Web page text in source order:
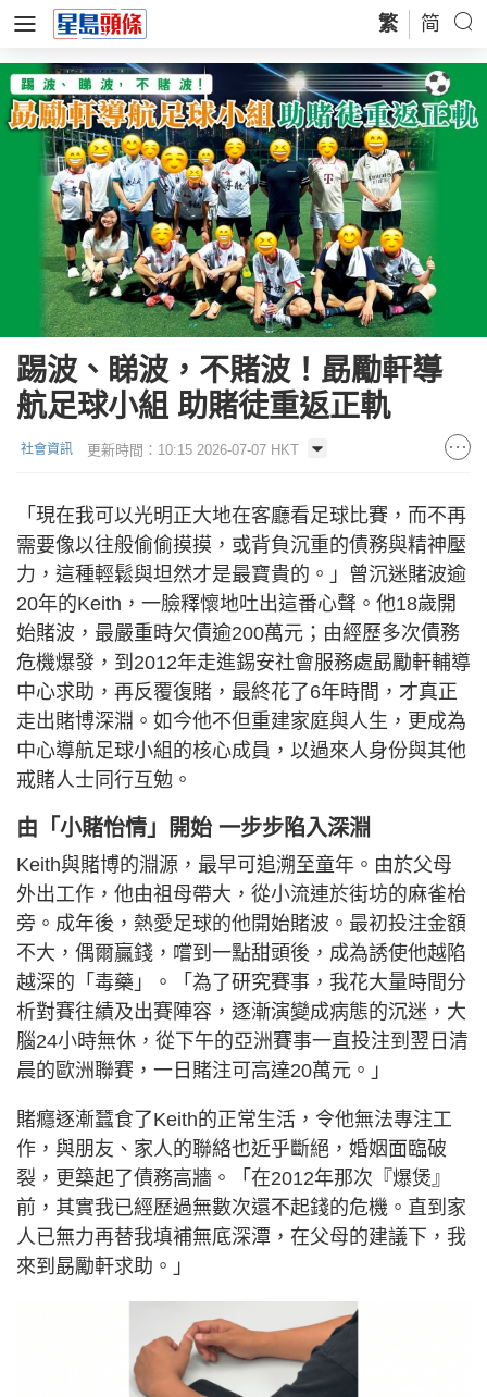
繁 简
踢波、睇波，不賭波！勗勵軒導
航足球小組 助賭徒重返正軌
社會資訊 更新時間：10:15 2026-07-07 HKT
「現在我可以光明正大地在客廳看足球比賽，而不再
需要像以往般偷偷摸摸，或背負沉重的債務與精神壓
力，這種輕鬆與坦然才是最寶貴的。」曾沉迷賭波逾
20年的Keith，一臉釋懷地吐出這番心聲。他18歲開
始賭波，最嚴重時欠債逾200萬元；由經歷多次債務
危機爆發，到2012年走進錫安社會服務處勗勵軒輔導
中心求助，再反覆復賭，最終花了6年時間，才真正
走出賭博深淵。如今他不但重建家庭與人生，更成為
中心導航足球小組的核心成員，以過來人身份與其他
戒賭人士同行互勉。
由「小賭怡情」開始 一步步陷入深淵
Keith與賭博的淵源，最早可追溯至童年。由於父母
外出工作，他由祖母帶大，從小流連於街坊的麻雀枱
旁。成年後，熱愛足球的他開始賭波。最初投注金額
不大，偶爾贏錢，嚐到一點甜頭後，成為誘使他越陷
越深的「毒藥」。「為了研究賽事，我花大量時間分
析對賽往績及出賽陣容，逐漸演變成病態的沉迷，大
腦24小時無休，從下午的亞洲賽事一直投注到翌日清
晨的歐洲聯賽，一日賭注可高達20萬元。」
賭癮逐漸蠶食了Keith的正常生活，令他無法專注工
作，與朋友、家人的聯絡也近乎斷絕，婚姻面臨破
裂，更築起了債務高牆。「在2012年那次『爆煲』
前，其實我已經歷過無數次還不起錢的危機。直到家
人已無力再替我填補無底深潭，在父母的建議下，我
來到勗勵軒求助。」